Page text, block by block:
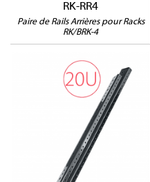
RK-RR4
Paire de Rails Arrières pour Racks
RK/BRK-4
RK-RR20
Pour racks RK-20 et BRK-